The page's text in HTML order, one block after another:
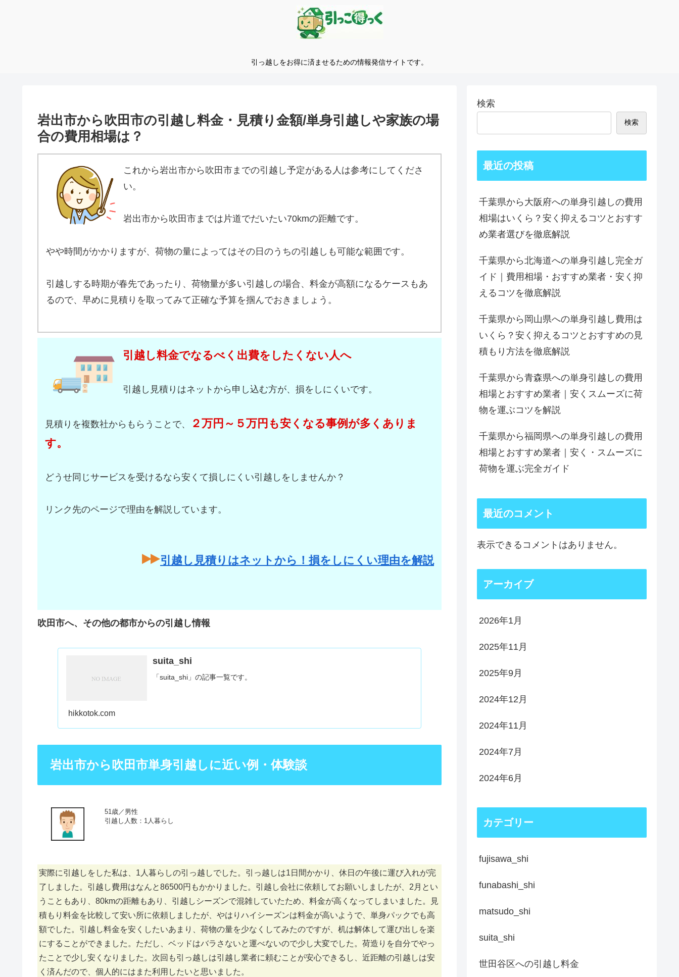
引っ越しをお得に済ませるための情報発信サイトです。
岩出市から吹田市の引越し料金・見積り金額/単身引越しや家族の場
合の費用相場は？
これから岩出市から吹田市までの引越し予定がある人は参考にしてくださ
い。
岩出市から吹田市までは片道でだいたい70kmの距離です。
やや時間がかかりますが、荷物の量によってはその日のうちの引越しも可能な範囲です。
引越しする時期が春先であったり、荷物量が多い引越しの場合、料金が高額になるケースもあ
るので、早めに見積りを取ってみて正確な予算を掴んでおきましょう。
引越し料金でなるべく出費をしたくない人へ
引越し見積りはネットから申し込む方が、損をしにくいです。
見積りを複数社からもらうことで、
２万円～５万円も安くなる事例が多くありま
す。
どうせ同じサービスを受けるなら安くて損しにくい引越しをしませんか？
リンク先のページで理由を解説しています。
引越し見積りはネットから！損をしにくい理由を解説
吹田市へ、その他の都市からの引越し情報
suita_shi
「suita_shi」の記事一覧です。
hikkotok.com
岩出市から吹田市単身引越しに近い例・体験談
51歳／男性
引越し人数：1人暮らし
実際に引越しをした私は、1人暮らしの引っ越しでした。引っ越しは1日間かかり、休日の午後に運び入れが完
了しました。引越し費用はなんと86500円もかかりました。引越し会社に依頼してお願いしましたが、2月とい
うこともあり、80kmの距離もあり、引越しシーズンで混雑していたため、料金が高くなってしまいました。見
積もり料金を比較して安い所に依頼しましたが、やはりハイシーズンは料金が高いようで、単身パックでも高
額でした。引越し料金を安くしたいあまり、荷物の量を少なくしてみたのですが、机は解体して運び出しを楽
にすることができました。ただし、ベッドはバラさないと運べないので少し大変でした。荷造りを自分でやっ
たことで少し安くなりました。次回も引っ越しは引越し業者に頼むことが安心できるし、近距離の引越しは安
く済んだので、個人的にはまた利用したいと思いました。
検索
検索
最近の投稿
千葉県から大阪府への単身引越しの費用
相場はいくら？安く抑えるコツとおすす
め業者選びを徹底解説
千葉県から北海道への単身引越し完全ガ
イド｜費用相場・おすすめ業者・安く抑
えるコツを徹底解説
千葉県から岡山県への単身引越し費用は
いくら？安く抑えるコツとおすすめの見
積もり方法を徹底解説
千葉県から青森県への単身引越しの費用
相場とおすすめ業者｜安くスムーズに荷
物を運ぶコツを解説
千葉県から福岡県への単身引越しの費用
相場とおすすめ業者｜安く・スムーズに
荷物を運ぶ完全ガイド
最近のコメント
表示できるコメントはありません。
アーカイブ
2026年1月
2025年11月
2025年9月
2024年12月
2024年11月
2024年7月
2024年6月
カテゴリー
fujisawa_shi
funabashi_shi
matsudo_shi
suita_shi
世田谷区への引越し料金